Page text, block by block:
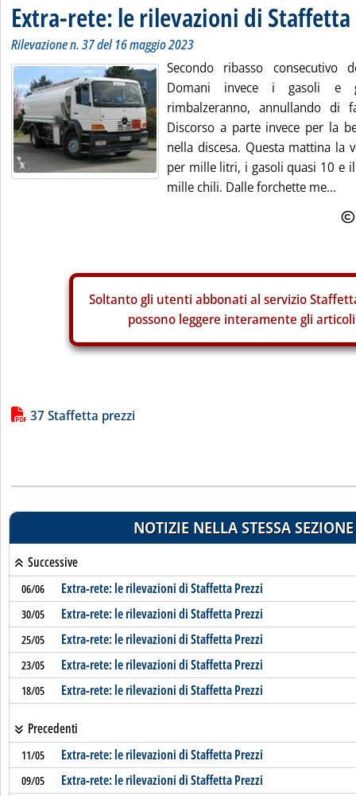
Extra-rete: le rilevazioni di Staffetta
Rilevazione n. 37 del 16 maggio 2023
Secondo ribasso consecutivo
Domani invece i gasoli e
rimbalzeranno, annullando di
Discorso a parte invece per la
nella discesa. Questa mattina la
per mille litri, i gasoli quasi 10 e
mille chili. Dalle forchette me...
Soltanto gli utenti abbonati al servizio
possono leggere interamente gli
Lista allegati PDF alla notizia
37 Staffetta prezzi
NOTIZIE NELLA STESSA SEZIONE
Successive
06/06 Extra-rete: le rilevazioni di Staffetta Prezzi
30/05 Extra-rete: le rilevazioni di Staffetta Prezzi
25/05 Extra-rete: le rilevazioni di Staffetta Prezzi
23/05 Extra-rete: le rilevazioni di Staffetta Prezzi
18/05 Extra-rete: le rilevazioni di Staffetta Prezzi
Precedenti
11/05 Extra-rete: le rilevazioni di Staffetta Prezzi
09/05 Extra-rete: le rilevazioni di Staffetta Prezzi